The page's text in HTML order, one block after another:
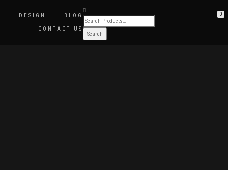
DESIGN
BLOG
CONTACT US
0